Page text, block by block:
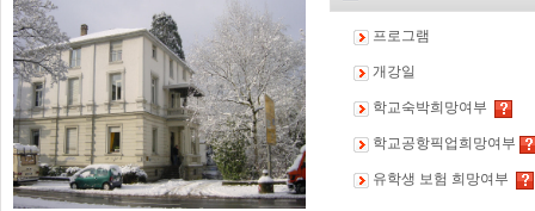
프로그램
개강일
학교숙박희망여부
학교공항픽업희망여부
유학생 보험 희망여부